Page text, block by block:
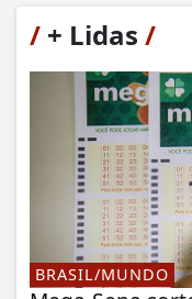
/ + Lidas /
BRASIL/MUNDO